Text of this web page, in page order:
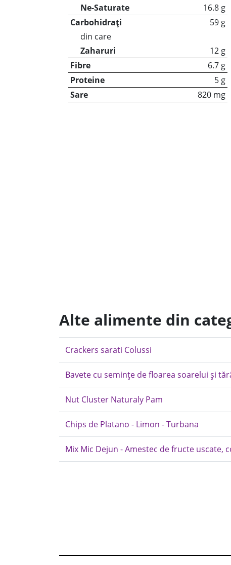
Ne-Saturate
16.8 g
Carbohidrați
59 g
din care
Zaharuri
12 g
Fibre
6.7 g
Proteine
5 g
Sare
820 mg
Alte alimente din
Crackers sarati Colussi
Bavete cu semințe de floarea soarelui și
Nut Cluster Naturaly Pam
Chips de Platano - Limon - Turbana
Mix Mic Dejun - Amestec de fructe uscate,